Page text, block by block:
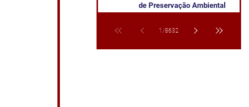
de Preservação Ambiental
1 /8632